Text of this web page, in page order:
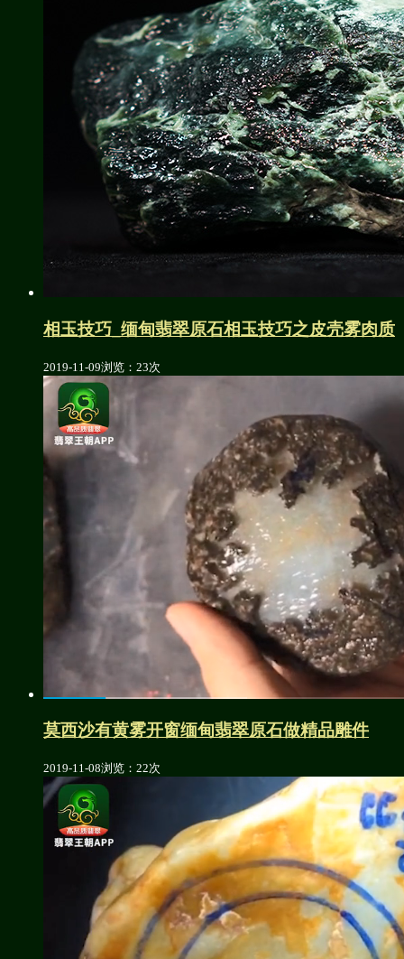
相玉技巧_缅甸翡翠原石相玉技巧之皮壳雾肉质
2019-11-09浏览：23次
莫西沙有黄雾开窗缅甸翡翠原石做精品雕件
2019-11-08浏览：22次